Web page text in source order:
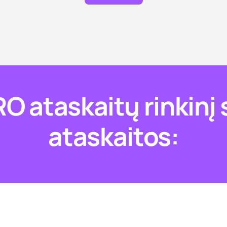
ataskaitų rinkinį
ataskaitos: